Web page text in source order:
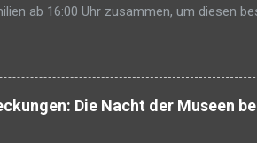
ab 16:00 Uhr zusammen, um diesen
Spaß haben konnten. Für die
Stimmung heiter hielt. Für das Fest war
Abendessen brachte jeder seinen
die längst Teil der Gemeinschaft
Die Nacht der Museen